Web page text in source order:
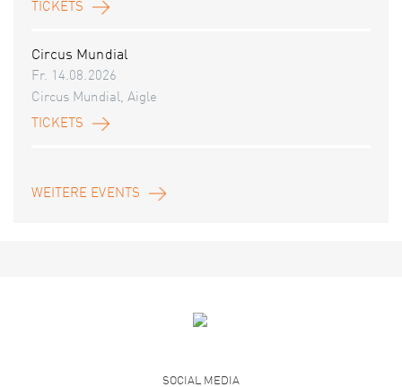
TICKETS
Circus Mundial
Fr. 14.08.2026
Circus Mundial, Aigle
TICKETS
WEITERE EVENTS
SOCIAL MEDIA